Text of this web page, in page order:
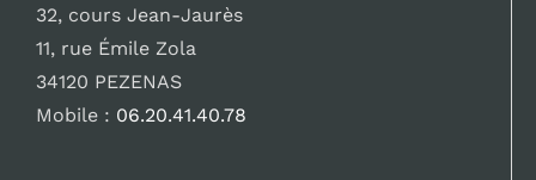
32, cours Jean-Jaurès
11, rue Émile Zola
34120 PEZENAS
Mobile : 06.20.41.40.78